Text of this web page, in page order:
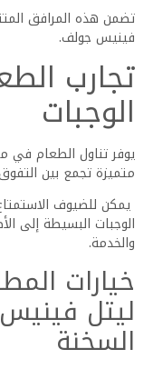
السلطات الطازجة
والكوكتيلات
للضيوف بالاستمتاع
خيارات
يهتم منتجع جاز ليتل
المنتجع أطباقًا نباتية
الضيوف بوجباتهم دون
بناءً على الطلب، يمكن
تناول طعام آمنة
بالإضافة إلى مفهوم
والعشاء، يمكن